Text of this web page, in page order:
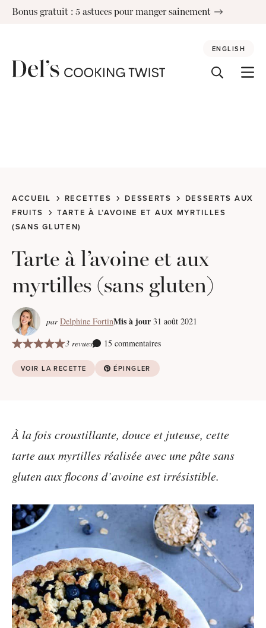
SkipBonus gratuit : 5 astuces pour manger sainement
ENGLISH
ACCUEIL RECETTES DESSERTS
DESSERTS AUX
FRUITS
TARTE À L’AVOINE ET AUX MYRTILLES
(SANS GLUTEN)
Tarte à l’avoine et aux
myrtilles (sans gluten)
par Delphine FortinMis à jour 31 août 2021
3 revues
15 commentaires
VOIR LA RECETTE ÉPINGLER
À la fois croustillante, douce et juteuse, cette
tarte aux myrtilles réalisée avec une pâte sans
gluten aux flocons d’avoine est irrésistible.